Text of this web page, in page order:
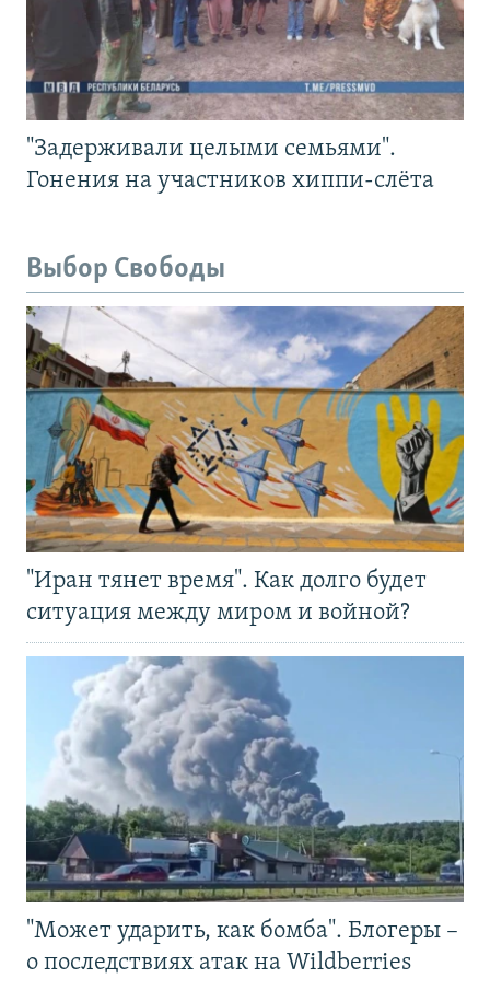
"Задерживали целыми семьями".
Гонения на участников хиппи-слёта
Выбор Свободы
"Иран тянет время". Как долго будет
ситуация между миром и войной?
"Может ударить, как бомба". Блогеры –
о последствиях атак на Wildberries